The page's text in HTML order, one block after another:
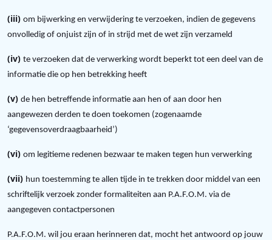
(iii) om bijwerking en verwijdering te verzoeken, indien de gegevens
onvolledig of onjuist zijn of in strijd met de wet zijn verzameld
(iv) te verzoeken dat de verwerking wordt beperkt tot een deel van de
informatie die op hen betrekking heeft
(v) de hen betreffende informatie aan hen of aan door hen
aangewezen derden te doen toekomen (zogenaamde
‘gegevensoverdraagbaarheid’)
(vi) om legitieme redenen bezwaar te maken tegen hun verwerking
(vii) hun toestemming te allen tijde in te trekken door middel van een
schriftelijk verzoek zonder formaliteiten aan P.A.F.O.M. via de
aangegeven contactpersonen
P.A.F.O.M. wil jou eraan herinneren dat, mocht het antwoord op jouw